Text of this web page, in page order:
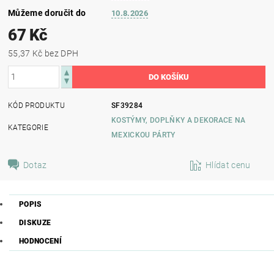
Můžeme doručit do
10.8.2026
67 Kč
55,37 Kč bez DPH
KÓD PRODUKTU SF39284
KATEGORIE
KOSTÝMY, DOPLŇKY A DEKORACE NA
MEXICKOU PÁRTY
Dotaz Hlídat cenu
POPIS
DISKUZE
HODNOCENÍ